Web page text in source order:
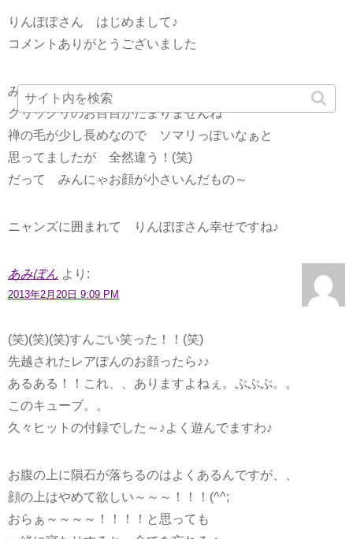
りんぽぽさん はじめまして♪
コメントありがとうございました
みんにゃ みんにゃ美男美女でビックリです*≧∀≦
クリックリのお目目がたまりませんね
禅の毛が少し長めなので ソマリっぽいなぁと
思ってましたが 全然違う！(笑)
だって みんにゃお顔が小さいんだもの～
ニャンズに囲まれて りんぽぽさん幸せですね♪
あみぽん より:
2013年2月20日 9:09 PM
(笑)(笑)(笑)すんごい笑った！！(笑)
先越されたレアぽんのお顔ったら♪♪
あるある！！これ、、ありますよねぇ。ぷぷぷ。。
このキューブ。。
久々ヒットの付録でした～♪よく遊んでますわ♪
お腹の上に隕石が落ちるのはよくあるんですが、、
顔の上はやめて欲しい～～～！！！(^^;
おらぁ～～～～！！！！と思っても